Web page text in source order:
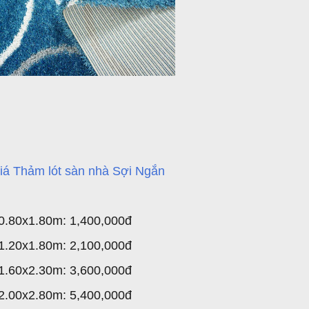
Thảm lót sàn nhà Sợi Ngắn
0.80x1.80m: 1,400,000đ
1.20x1.80m: 2,100,000đ
1.60x2.30m: 3,600,000đ
2.00x2.80m: 5,400,000đ